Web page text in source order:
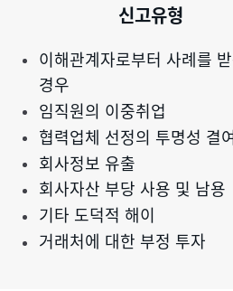
신고유형
이해관계자로부터 사례를
경우
임직원의 이중취업
협력업체 선정의 투명성 결
회사정보 유출
회사자산 부당 사용 및 남용
기타 도덕적 해이
거래처에 대한 부정 투자